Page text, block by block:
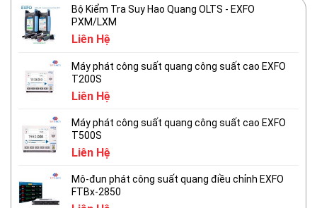
Bộ Kiểm Tra Suy Hao Quang OLTS - EXFO
PXM/LXM
Liên Hệ
Máy phát công suất quang công suất cao EXFO
T200S
Liên Hệ
Máy phát công suất quang công suất cao EXFO
T500S
Liên Hệ
Mô-đun phát công suất quang điều chỉnh EXFO
FTBx-2850